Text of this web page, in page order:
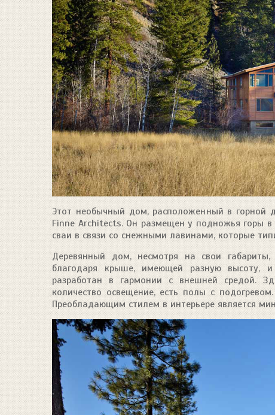
Этот необычный дом, расположенный в горной
Finne Architects. Он размещен у подножья горы в
сваи в связи со снежными лавинами, которые
Деревянный дом, несмотря на свои
благодаря крыше, имеющей разную высоту,
разработан в гармонии с внешней средой.
количество освещение, есть полы с
Преобладающим стилем в интерьере является